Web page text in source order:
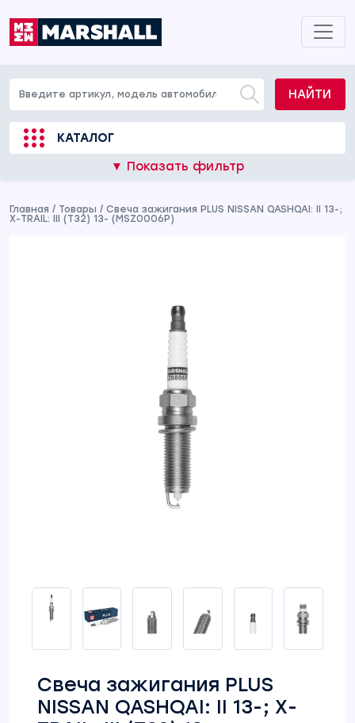
НАЙТИ
КАТАЛОГ
▼ Показать фильтр
Главная / Товары / Свеча зажигания PLUS NISSAN QASHQAI: II 13-;
X-TRAIL: III (T32) 13- (MSZ0006P)
Свеча зажигания PLUS
NISSAN QASHQAI: II 13-; X-